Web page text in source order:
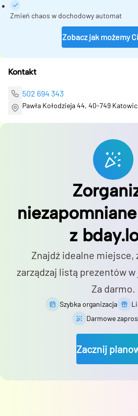
Zmień chaos w dochodowy automat
Zobacz jak możemy
Kontakt
502 694 343
Pawła Kołodzieja 44, 40-749
z
Znajdź idealne miejsce,
zarządzaj listą prezentów
Za darmo.
Szybka organizacja
Darmowe
Zacznij